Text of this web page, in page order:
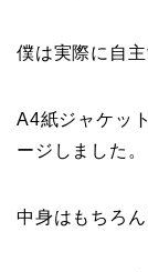
僕は実際に自
A4紙ジャケッ
ージしました。
中身はもちろん